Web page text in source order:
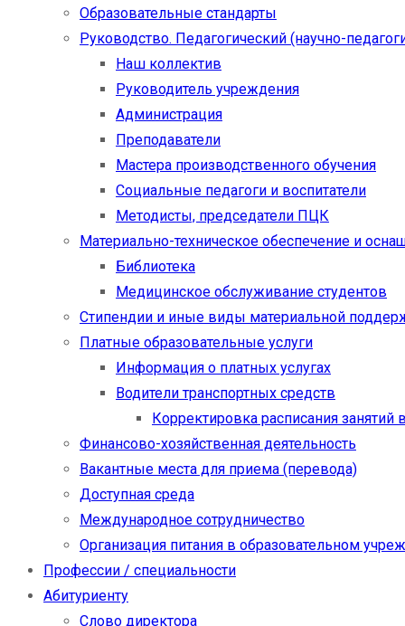
Образовательные стандарты
Руководство. Педагогический (научно-
Наш коллектив
Руководитель учреждения
Администрация
Преподаватели
Мастера производственного обучения
Социальные педагоги и воспитатели​
Методисты, председатели ПЦК
Материально-техническое обеспечение и
Библиотека
Медицинское обслуживание студентов
Стипендии и иные виды материальной
Платные образовательные услуги
Информация о платных услугах
Водители транспортных средств
Корректировка расписания занятий
Финансово-хозяйственная деятельность
Вакантные места для приема (перевода)
Доступная среда
Международное сотрудничество
Организация питания в образовательном
Профессии / специальности
Абитуриенту
Слово директора